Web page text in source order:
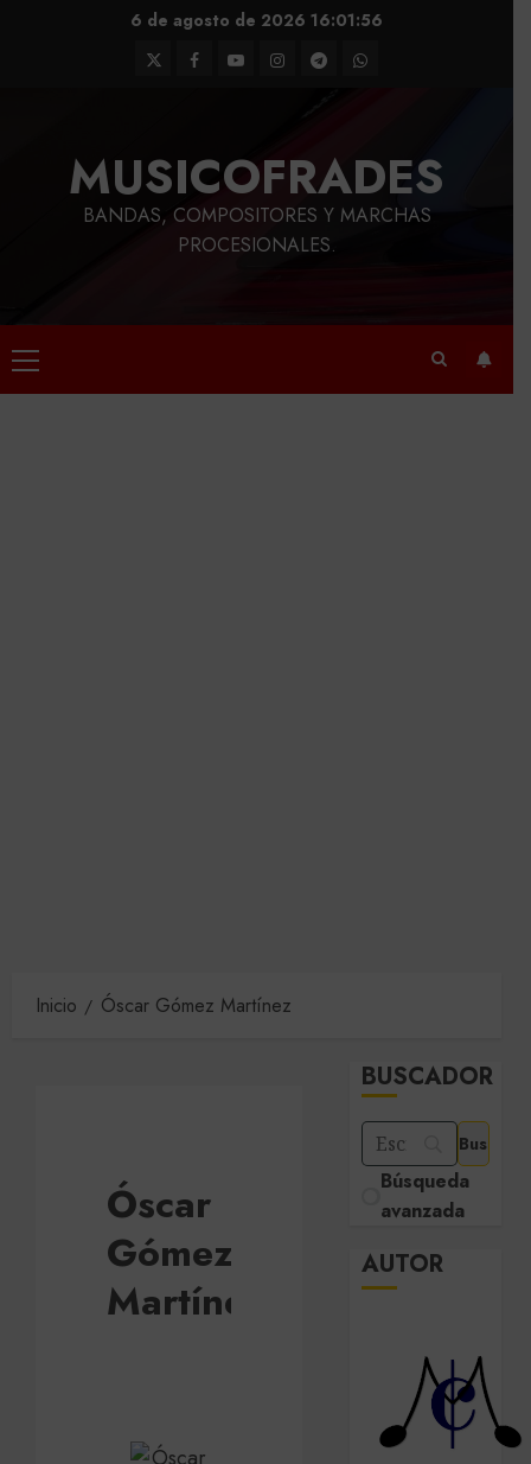
6 de agosto de 202616:01:57
TwitterFacebook
YoutubeInstagram
TelegramWhatsApp
MUSICOFRADES
BANDAS, COMPOSITORES Y MARCHAS
PROCESIONALES.
Menú
principal
Inicio Óscar Gómez Martínez
Óscar
Gómez
Martínez
BUSCADOR
Búsqueda
avanzada
AUTOR